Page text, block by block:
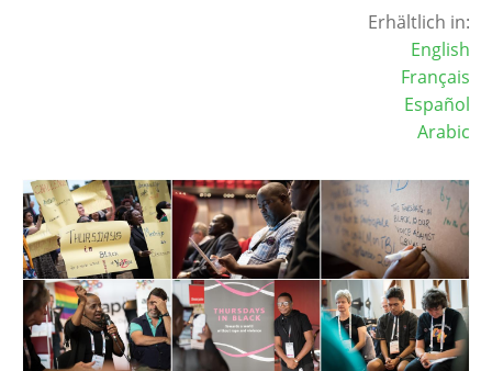
Erhältlich in:
English
Français
Español
Arabic
Image